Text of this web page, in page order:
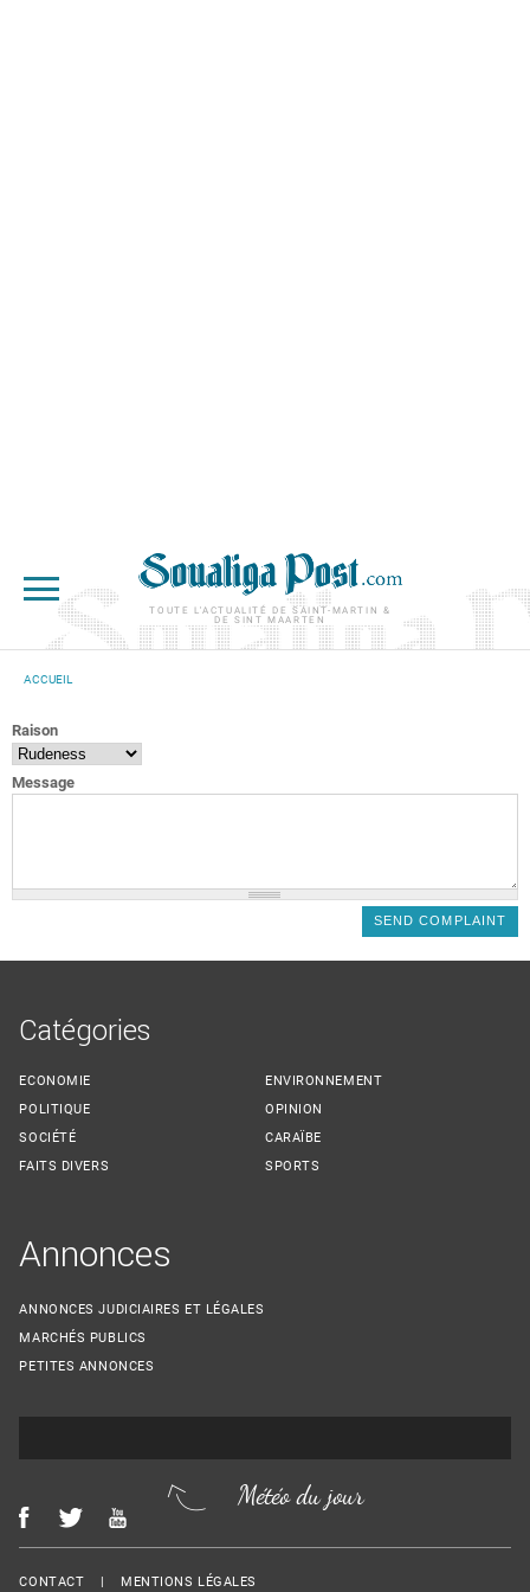
TOUTE L'ACTUALITÉ DE SAINT-MARTIN &
DE SINT MAARTEN
ACCUEIL
Raison
Message
Catégories
ECONOMIE
POLITIQUE
SOCIÉTÉ
FAITS DIVERS
ENVIRONNEMENT
OPINION
CARAÏBE
SPORTS
Annonces
ANNONCES JUDICIAIRES ET LÉGALES
MARCHÉS PUBLICS
PETITES ANNONCES
Météo du jour
Menu Footer
CONTACT MENTIONS LÉGALES